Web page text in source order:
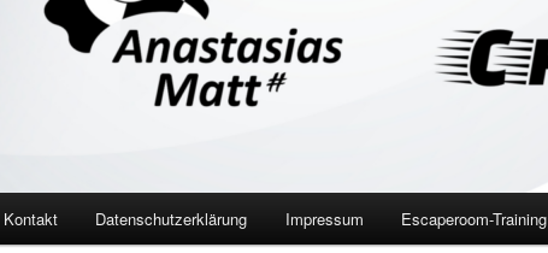
Kontakt Datenschutzerklärung Impressum Escaperoom-Training